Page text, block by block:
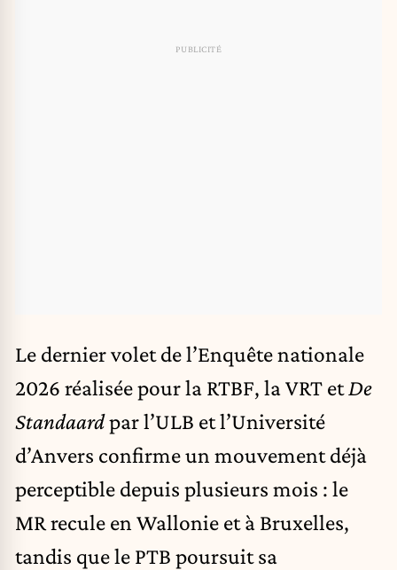
Le dernier volet de l’Enquête nationale
2026 réalisée pour la RTBF, la VRT etDe
Standaardpar l’ULB et l’Université
d’Anvers confirme un mouvement déjà
perceptible depuis plusieurs mois : le
MR recule en Wallonie et à Bruxelles,
tandis que le PTB poursuit sa